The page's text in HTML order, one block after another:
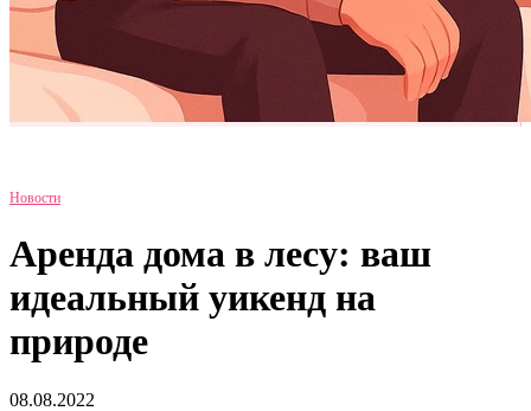
Новости
Аренда дома в лесу: ваш
идеальный уикенд на
природе
08.08.2022